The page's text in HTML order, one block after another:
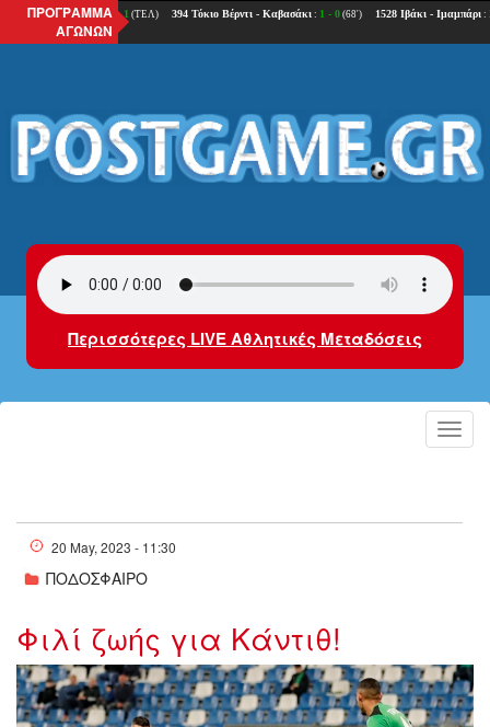
ΠΡΟΓΡΑΜΜΑ
ΑΓΩΝΩΝ
Περισσότερες LIVE Αθλητικές Μεταδόσεις
20 May, 2023 - 11:30
ΠΟΔΟΣΦΑΙΡΟ
Φιλί ζωής για Κάντιθ!
w19-235923cadaat.jpg